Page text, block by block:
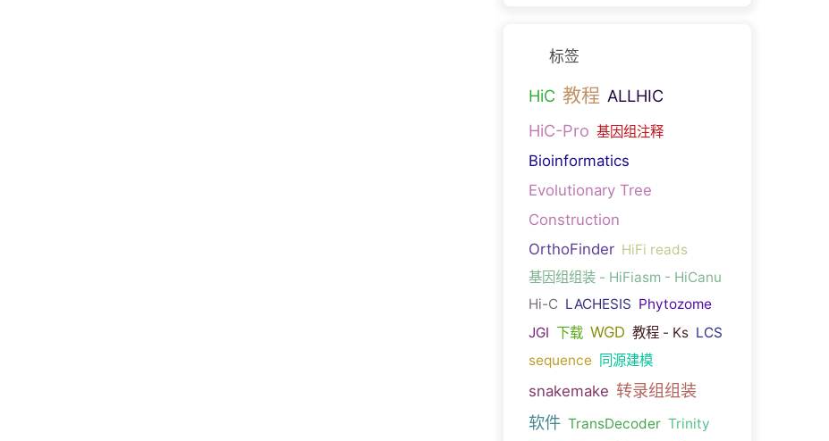
标签
HiC 教程 ALLHIC
HiC-Pro 基因组注释
Bioinformatics
Evolutionary Tree
Construction
OrthoFinder HiFi reads
基因组组装 - HiFiasm - HiCanu
Hi-C LACHESIS Phytozome
JGI 下载 WGD 教程 - Ks LCS
sequence 同源建模
snakemake 转录组组装
软件 TransDecoder Trinity